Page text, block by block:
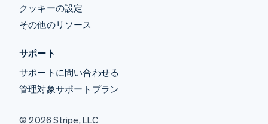
クッキーの設定
その他のリソース
サポート
サポートに問い合わせる
管理対象サポートプラン
© 2026 Stripe, LLC